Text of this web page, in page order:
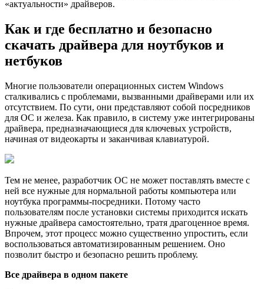
«актуальности» драйверов.
Как и где бесплатно и безопасно
скачать драйвера для ноутбуков и
нетбуков
Многие пользователи операционных систем Windows
сталкивались с проблемами, вызванными драйверами или их
отсутствием. По сути, они представляют собой посредников
для ОС и железа. Как правило, в систему уже интегрированы
драйвера, предназначающиеся для ключевых устройств,
начиная от видеокарты и заканчивая клавиатурой.
Тем не менее, разработчик ОС не может поставлять вместе с
ней все нужные для нормальной работы компьютера или
ноутбука программы-посредники. Потому часто
пользователям после установки системы приходится искать
нужные драйвера самостоятельно, тратя драгоценное время.
Впрочем, этот процесс можно существенно упростить, если
воспользоваться автоматизированным решением. Оно
позволит быстро и безопасно решить проблему.
Все драйвера в одном пакете